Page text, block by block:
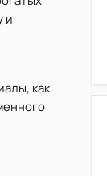
и
как